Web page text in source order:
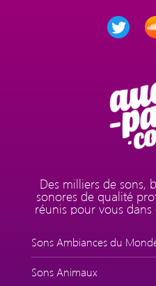
Des milliers de sons,
sonores de qualité
réunis pour vous dans
Sons Ambiances du
Sons Animaux